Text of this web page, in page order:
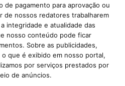
de pagamento para aprovação ou
de nossos redatores trabalharem
integridade e atualidade das
nosso conteúdo pode ficar
Sobre as publicidades,
que é exibido em nosso portal,
por serviços prestados por
de anúncios.